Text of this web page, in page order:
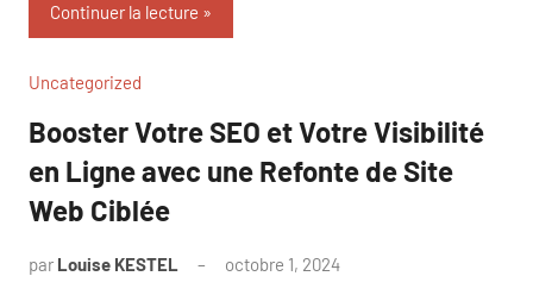
Continuer la lecture
Uncategorized
Booster Votre SEO et Votre Visibilité
en Ligne avec une Refonte de Site
Web Ciblée
par Louise KESTEL octobre 1, 2024